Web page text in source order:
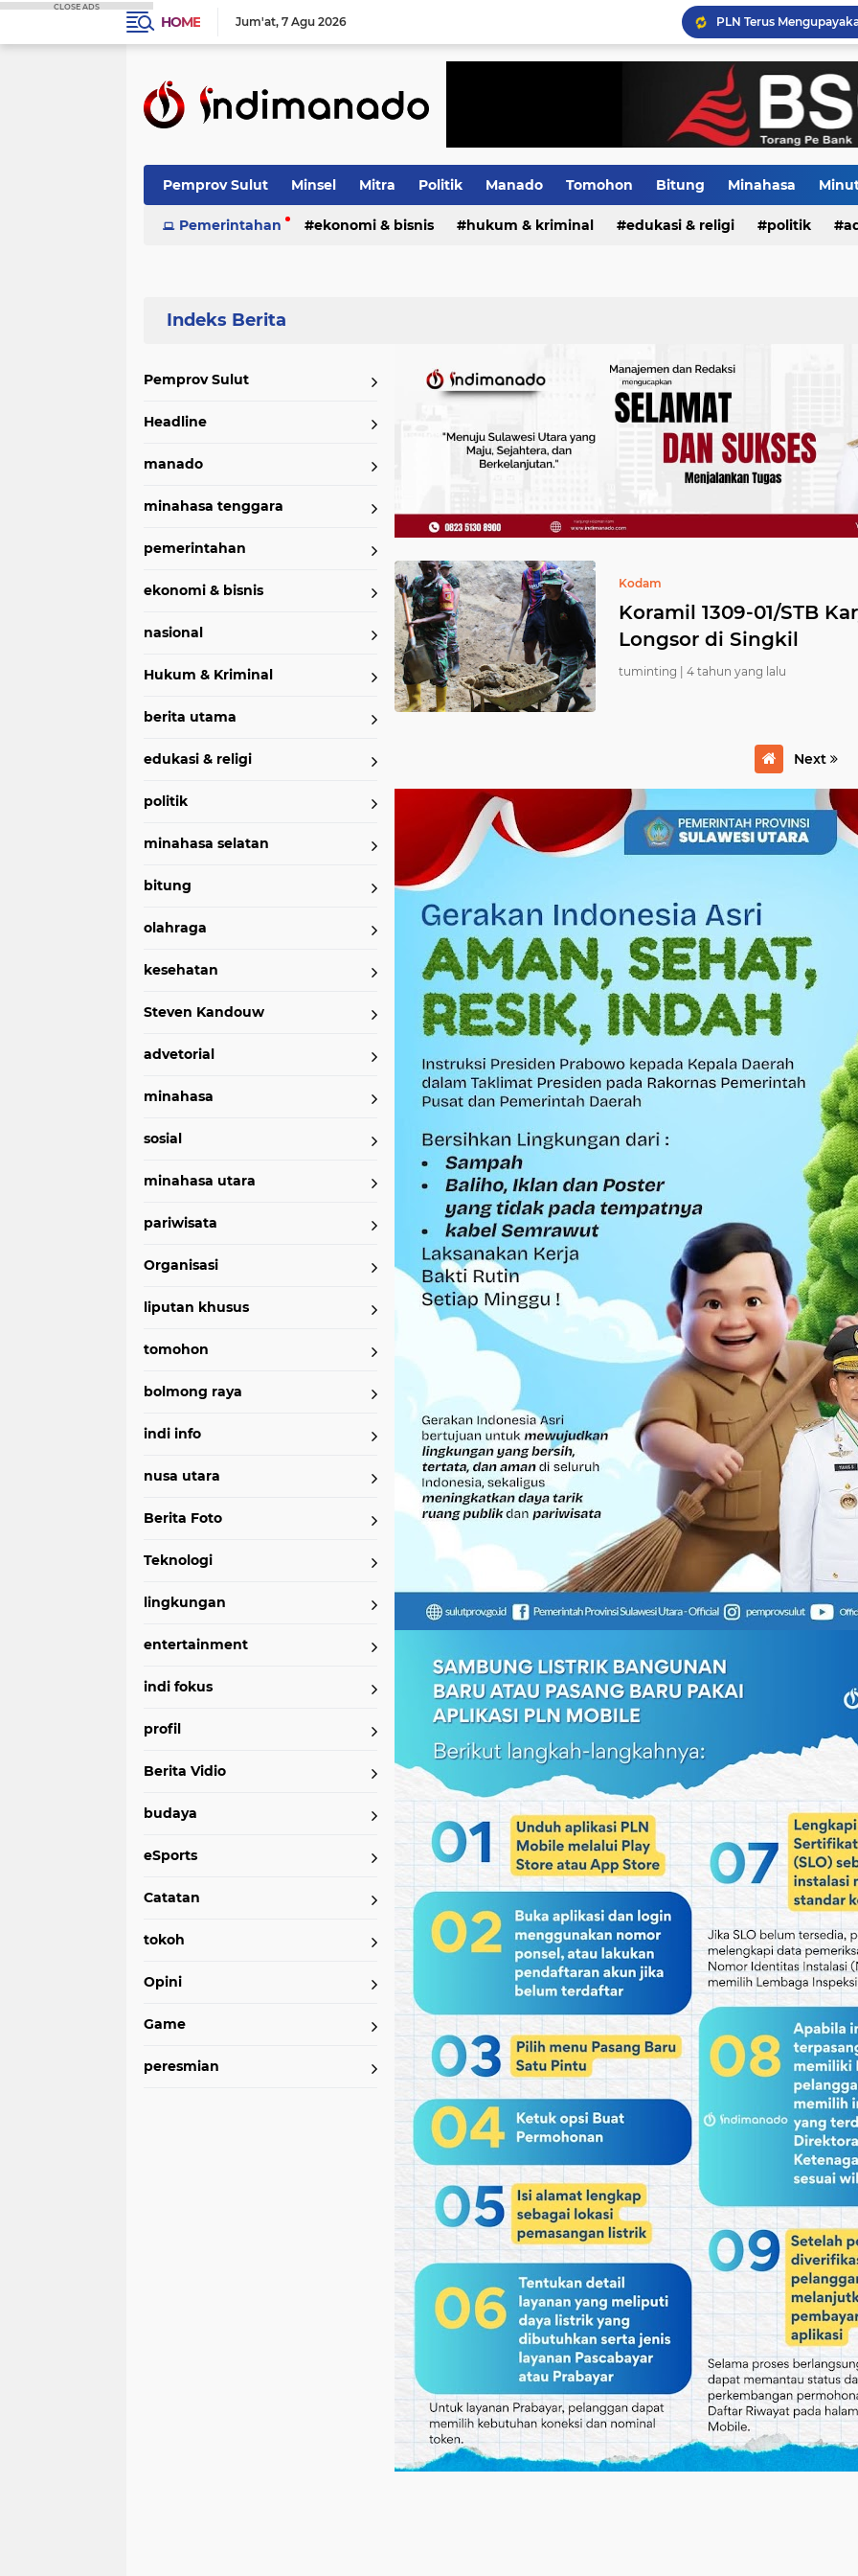
HOME Jum'at 7 Agu 2026 PLN Terus
Pemprov Sulut Minsel Mitra Politik Manado Tomohon Bitung Minahasa
Nasional Advetorial Terpopuler Indeks
Pemerintahan ekonomi & bisnis hukum & kriminal edukasi & religi politik
Pemprov Sulut
Headline
manado
minahasa tenggara
pemerintahan
ekonomi & bisnis
nasional
Hukum & Kriminal
berita utama
edukasi & religi
politik
minahasa selatan
bitung
olahraga
kesehatan
Steven Kandouw
advetorial
minahasa
sosial
minahasa utara
pariwisata
Organisasi
liputan khusus
tomohon
bolmong raya
indi info
nusa utara
Berita Foto
Teknologi
lingkungan
entertainment
indi fokus
profil
Berita Vidio
budaya
eSports
Catatan
tokoh
Opini
Game
peresmian
Kodam
Koramil 1309-01/STB
Longsor di Singkil
tuminting | 4 tahun yang lalu
Next
CLOSE ADS